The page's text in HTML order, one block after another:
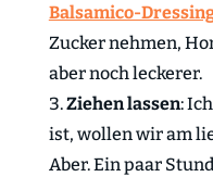
Balsamico-
Zucker nehmen,
aber noch leckerer.
Ziehen lassen:
ist, wollen wir am
Aber. Ein paar